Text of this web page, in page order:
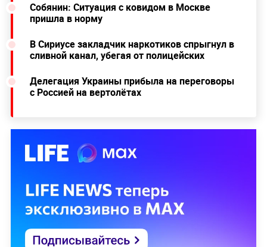
Собянин: Ситуация с ковидом в Москве
пришла в норму
В Сириусе закладчик наркотиков спрыгнул в
сливной канал, убегая от полицейских
Делегация Украины прибыла на переговоры
с Россией на вертолётах